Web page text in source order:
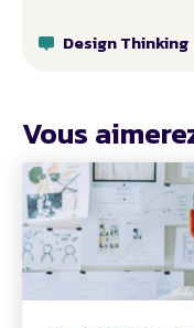
Design Thinking
Vous